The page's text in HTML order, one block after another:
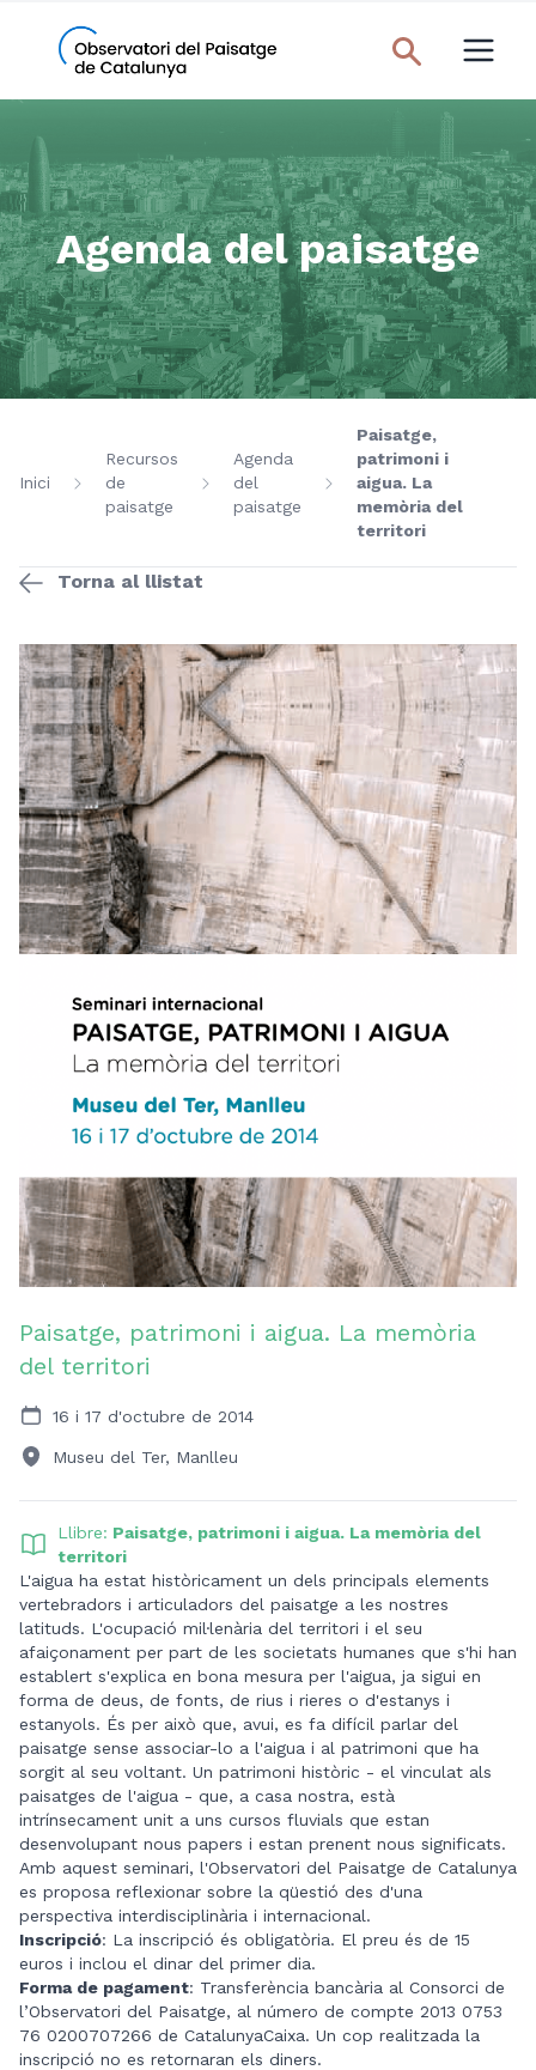
Agenda del paisatge
Inici
Recursos
de
paisatge
Agenda
del
paisatge
Paisatge,
patrimoni i
aigua. La
memòria del
territori
Torna al llistat
Paisatge, patrimoni i aigua. La memòria
del territori
16 i 17 d'octubre de 2014
Museu del Ter, Manlleu
Llibre: Paisatge, patrimoni i aigua. La memòria del
territori
L'aigua ha estat històricament un dels principals elements
vertebradors i articuladors del paisatge a les nostres
latituds. L'ocupació mil·lenària del territori i el seu
afaiçonament per part de les societats humanes que s'hi han
establert s'explica en bona mesura per l'aigua, ja sigui en
forma de deus, de fonts, de rius i rieres o d'estanys i
estanyols. És per això que, avui, es fa difícil parlar del
paisatge sense associar-lo a l'aigua i al patrimoni que ha
sorgit al seu voltant. Un patrimoni històric - el vinculat als
paisatges de l'aigua - que, a casa nostra, està
intrínsecament unit a uns cursos fluvials que estan
desenvolupant nous papers i estan prenent nous significats.
Amb aquest seminari, l'Observatori del Paisatge de Catalunya
es proposa reflexionar sobre la qüestió des d'una
perspectiva interdisciplinària i internacional.
Inscripció: La inscripció és obligatòria. El preu és de 15
euros i inclou el dinar del primer dia.
Forma de pagament: Transferència bancària al Consorci de
l’Observatori del Paisatge, al número de compte 2013 0753
76 0200707266 de CatalunyaCaixa. Un cop realitzada la
inscripció no es retornaran els diners.